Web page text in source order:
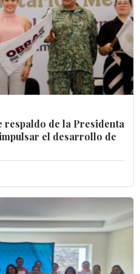
de la Presidenta
el desarrollo de